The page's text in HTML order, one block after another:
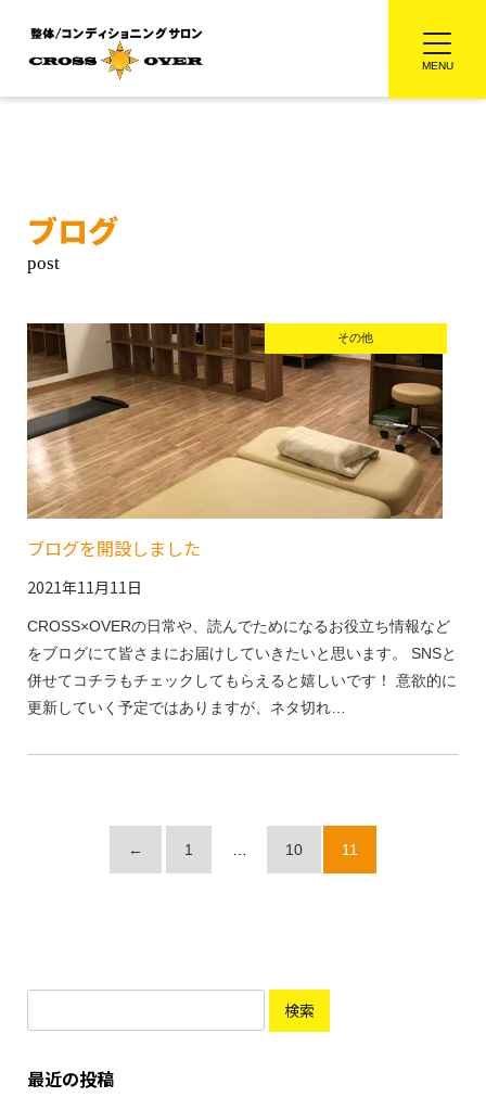
ブログ
ブログを開設しました
その他
2021年11月11日
CROSS×OVERの日常や、読んでためになるお役立ち情報など
をブログにて皆さまにお届けしていきたいと思います。 SNSと
併せてコチラもチェックしてもらえると嬉しいです！ 意欲的に
更新していく予定ではありますが、ネタ切れ…
← 1 10 11
最近の投稿